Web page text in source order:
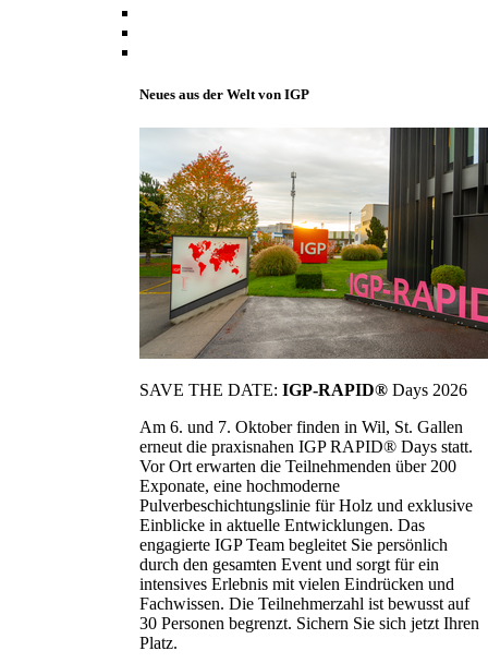
Neues aus der Welt von IGP
SAVE THE DATE: IGP-RAPID® Days 2026
Am 6. und 7. Oktober finden in Wil, St. Gallen
erneut die praxisnahen IGP RAPID® Days statt.
Vor Ort erwarten die Teilnehmenden über 200
Exponate, eine hochmoderne
Pulverbeschichtungslinie für Holz und exklusive
Einblicke in aktuelle Entwicklungen. Das
engagierte IGP Team begleitet Sie persönlich
durch den gesamten Event und sorgt für ein
intensives Erlebnis mit vielen Eindrücken und
Fachwissen. Die Teilnehmerzahl ist bewusst auf
30 Personen begrenzt. Sichern Sie sich jetzt Ihren
Platz.